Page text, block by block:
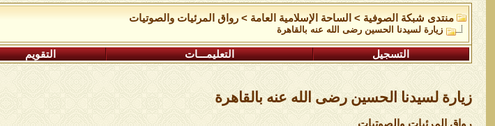
منتدى شبكة الصوفية > الساحة اﻹسلامية العامة >رواق المرئيات والصوتيات
زيارة لسيدنا الحسين رضى الله عنه بالقاهرة
التسجيل التعليمـــات التقويم
زيارة لسيدنا الحسين رضى الله عنه بالقاهرة
رواق المرئيات والصوتيات